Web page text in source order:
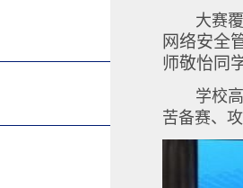
大赛
网络安全
师敬怡同
学校
苦备赛、